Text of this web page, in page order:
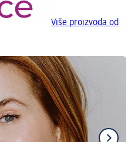
Više proizvoda od